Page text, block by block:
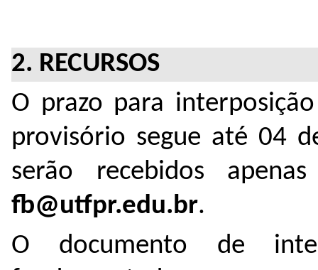
2. RECURSOS
O prazo para
provisório segue até 04
serão recebidos
fb@utfpr.edu.br.
O documento de